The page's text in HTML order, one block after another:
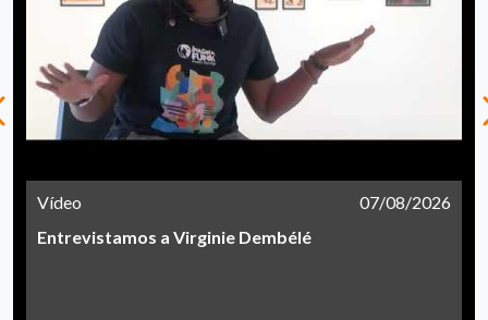
Vídeo
07/08/2026
Entrevistamos a Virginie Dembélé